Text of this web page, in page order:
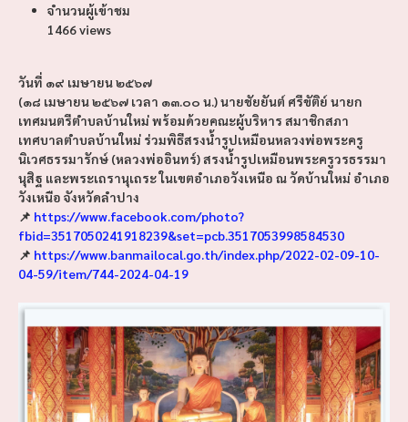
จำนวนผู้เข้าชม
1466 views
วันที่ ๑๙ เมษายน ๒๕๖๗
(๑๘ เมษายน ๒๕๖๗ เวลา ๑๓.๐๐ น.) นายชัยยันต์ ศรีขัติย์ นายก
เทศมนตรีตำบลบ้านใหม่ พร้อมด้วยคณะผู้บริหาร สมาชิกสภา
เทศบาลตำบลบ้านใหม่ ร่วมพิธีสรงน้ำรูปเหมือนหลวงพ่อพระครู
นิเวศธรรมารักษ์ (หลวงพ่ออินทร์) สรงน้ำรูปเหมือนพระครูวรธรรมา
นุสิฐ และพระเถรานุเถระ ในเขตอำเภอวังเหนือ ณ วัดบ้านใหม่ อำเภอ
วังเหนือ จังหวัดลำปาง
📌 https://www.facebook.com/photo?
fbid=3517050241918239&set=pcb.3517053998584530
📌 https://www.banmailocal.go.th/index.php/2022-02-09-10-
04-59/item/744-2024-04-19